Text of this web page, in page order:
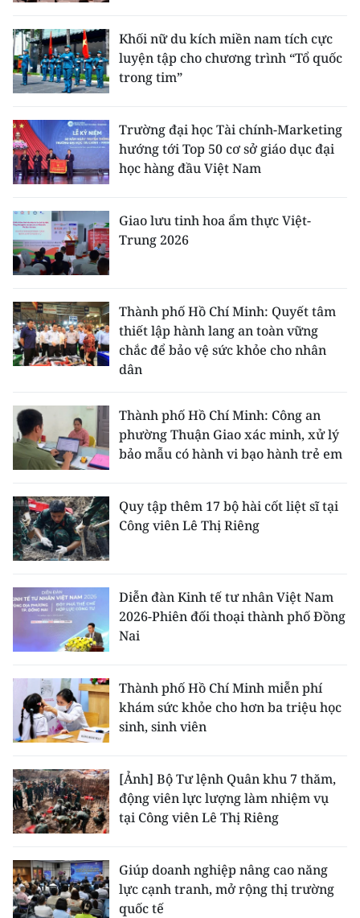
Khối nữ du kích miền nam tích cực
luyện tập cho chương trình “Tổ quốc
trong tim”
Trường đại học Tài chính-Marketing
hướng tới Top 50 cơ sở giáo dục đại
học hàng đầu Việt Nam
Giao lưu tinh hoa ẩm thực Việt-
Trung 2026
Thành phố Hồ Chí Minh: Quyết tâm
thiết lập hành lang an toàn vững
chắc để bảo vệ sức khỏe cho nhân
dân
Thành phố Hồ Chí Minh: Công an
phường Thuận Giao xác minh, xử lý
bảo mẫu có hành vi bạo hành trẻ em
Quy tập thêm 17 bộ hài cốt liệt sĩ tại
Công viên Lê Thị Riêng
Diễn đàn Kinh tế tư nhân Việt Nam
2026-Phiên đối thoại thành phố Đồng
Nai
Thành phố Hồ Chí Minh miễn phí
khám sức khỏe cho hơn ba triệu học
sinh, sinh viên
[Ảnh] Bộ Tư lệnh Quân khu 7 thăm,
động viên lực lượng làm nhiệm vụ
tại Công viên Lê Thị Riêng
Giúp doanh nghiệp nâng cao năng
lực cạnh tranh, mở rộng thị trường
quốc tế